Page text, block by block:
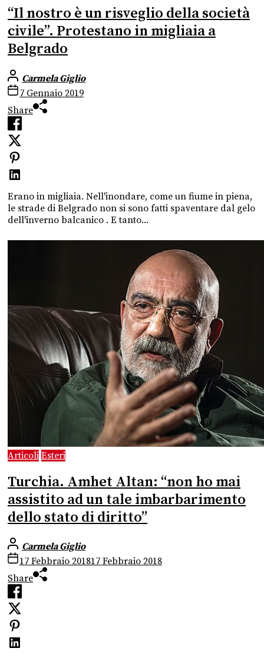
“Il nostro è un risveglio della società
civile”. Protestano in migliaia a
Belgrado
Carmela Giglio
7 Gennaio 2019
Share
Erano in migliaia. Nell'inondare, come un fiume in piena,
le strade di Belgrado non si sono fatti spaventare dal gelo
dell'inverno balcanico . E tanto...
Articoli Esteri
Turchia. Amhet Altan: “non ho mai
assistito ad un tale imbarbarimento
dello stato di diritto”
Carmela Giglio
17 Febbraio 201817 Febbraio 2018
Share